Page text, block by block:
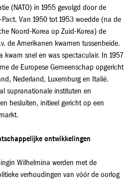
(NATO) in 1955 gevolgd door de
Van 1950 tot 1953 woedde (na de
Noord-Korea op Zuid-Korea) de
de Amerikanen kwamen tussenbeide.
kwam snel en was spectaculair. In 1957
de Europese Gemeenschap opgericht
Nederland, Luxemburg en Italië.
supranationale instituten en
besluiten, initieel gericht op een
ontwikkelingen
Wilhelmina werden met de
verhoudingen van vóór de oorlog